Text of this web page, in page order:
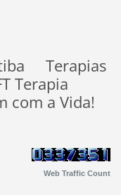
Terapias
Terapia
com a Vida!
Web Traffic Count